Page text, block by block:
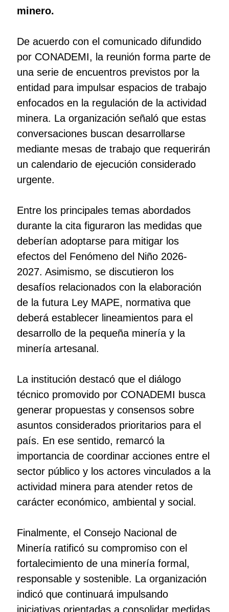
minero.
De acuerdo con el comunicado difundido
por CONADEMI, la reunión forma parte de
una serie de encuentros previstos por la
entidad para impulsar espacios de trabajo
enfocados en la regulación de la actividad
minera. La organización señaló que estas
conversaciones buscan desarrollarse
mediante mesas de trabajo que requerirán
un calendario de ejecución considerado
urgente.
Entre los principales temas abordados
durante la cita figuraron las medidas que
deberían adoptarse para mitigar los
efectos del Fenómeno del Niño 2026-
2027. Asimismo, se discutieron los
desafíos relacionados con la elaboración
de la futura Ley MAPE, normativa que
deberá establecer lineamientos para el
desarrollo de la pequeña minería y la
minería artesanal.
La institución destacó que el diálogo
técnico promovido por CONADEMI busca
generar propuestas y consensos sobre
asuntos considerados prioritarios para el
país. En ese sentido, remarcó la
importancia de coordinar acciones entre el
sector público y los actores vinculados a la
actividad minera para atender retos de
carácter económico, ambiental y social.
Finalmente, el Consejo Nacional de
Minería ratificó su compromiso con el
fortalecimiento de una minería formal,
responsable y sostenible. La organización
indicó que continuará impulsando
iniciativas orientadas a consolidar medidas